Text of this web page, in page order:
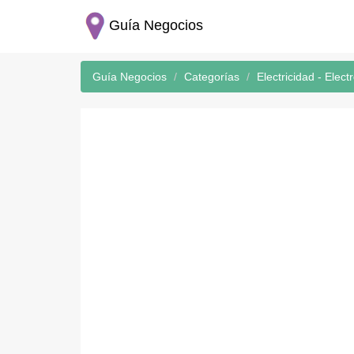
Guía Negocios
Guía Negocios Categorías Electricidad -